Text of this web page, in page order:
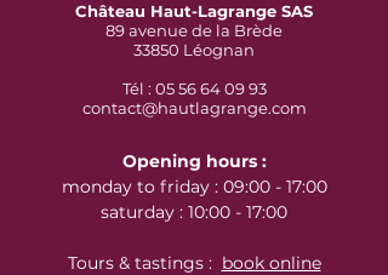
Château Haut-Lagrange SAS
89 avenue de la Brède
33850 Léognan
Tél : 05 56 64 09 93
contact@hautlagrange.com
Opening hours :
monday to friday : 09:00 - 17:00
saturday : 10:00 - 17:00
Tours & tastings : book online